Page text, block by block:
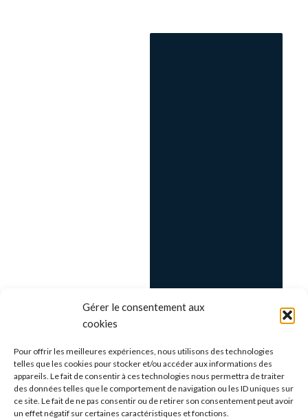
Gérer le consentement aux
cookies
Pour offrir les meilleures expériences, nous utilisons des technologies
telles que les cookies pour stocker et/ou accéder aux informations des
appareils. Le fait de consentir à ces technologies nous permettra de traiter
des données telles que le comportement de navigation ou les ID uniques sur
ce site. Le fait de ne pas consentir ou de retirer son consentement peut avoir
un effet négatif sur certaines caractéristiques et fonctions.